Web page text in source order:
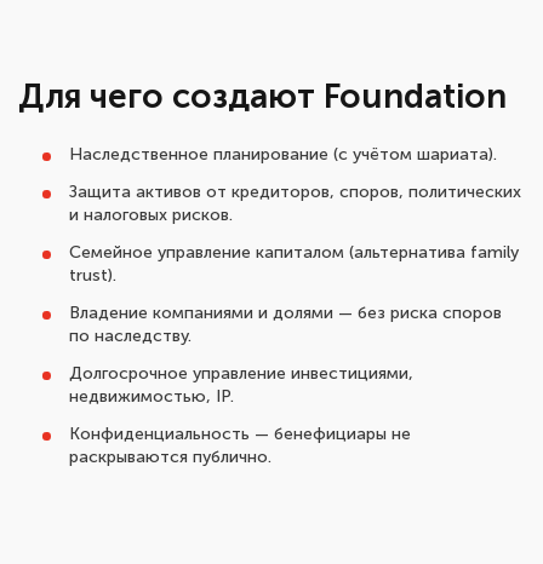
Для чего создают Foundation
Наследственное планирование (с учётом шариата).
Защита активов от кредиторов, споров, политических
и налоговых рисков.
Семейное управление капиталом (альтернатива family
trust).
Владение компаниями и долями — без риска споров
по наследству.
Долгосрочное управление инвестициями,
недвижимостью, IP.
Конфиденциальность — бенефициары не
раскрываются публично.